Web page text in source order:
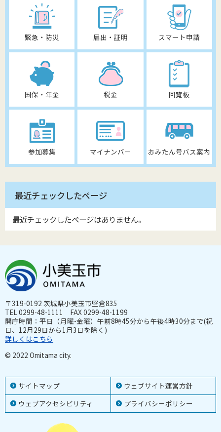
緊急・防災 届出・証明 スマート申請
国保・年金 税金 回覧板
参加募集 マイナンバー おみたん号バス案内
最近チェックしたページ
最近チェックしたページはありません。
サイトマップ
ウェブサイト運営方針
ウェブアクセシビリティ
プライバシーポリシー
〒319-0192 茨城県小美玉市堅倉835
TEL 0299-48-1111 FAX 0299-48-1199
開庁時間：平日（月曜-金曜）午前8時45分から午後4時30分まで(祝
日、12月29日から1月3日を除く)
詳しくはこちら
© 2022 Omitama city.